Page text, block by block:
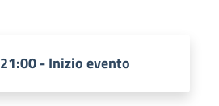
21:00 - Inizio evento